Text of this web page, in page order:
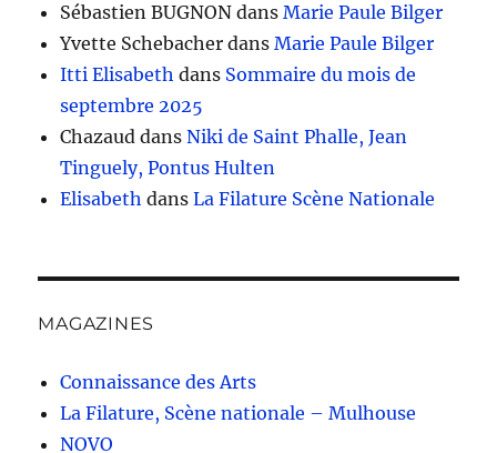
Sébastien BUGNON dansMarie Paule Bilger
Yvette Schebacher dansMarie Paule Bilger
Itti Elisabeth dans Sommaire du mois de
septembre 2025
Chazaud dansNiki de Saint Phalle, Jean
Tinguely, Pontus Hulten
Elisabeth dansLa Filature Scène Nationale
MAGAZINES
Connaissance des Arts
La Filature, Scène nationale – Mulhouse
NOVO